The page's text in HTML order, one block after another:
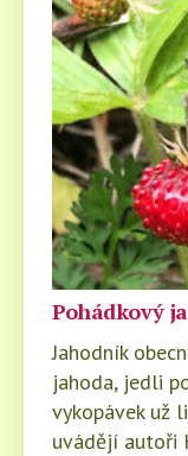
Pohádkový
Jahodník
jahoda, jedli
vykopávek už
uvádějí autoři